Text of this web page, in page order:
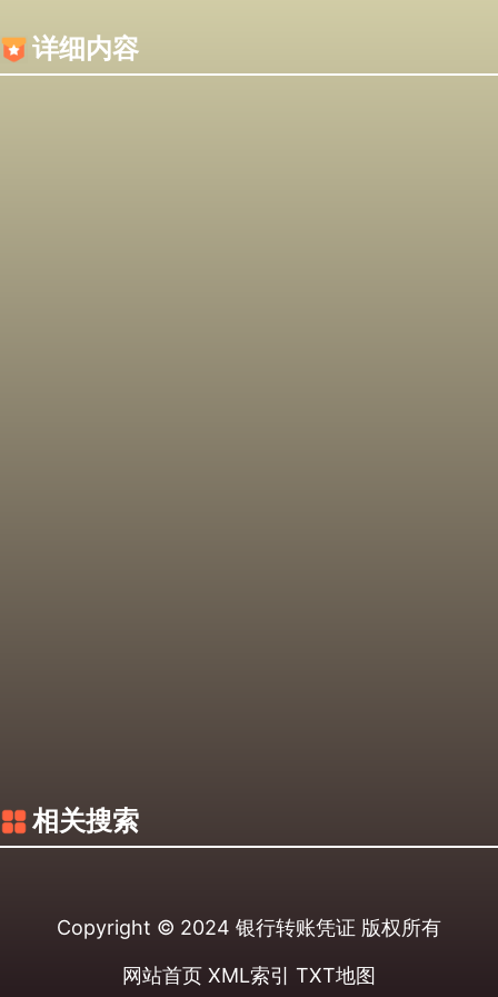
详细内容
相关搜索
Copyright © 2024 银行转账凭证 版权所有
网站首页 XML索引 TXT地图